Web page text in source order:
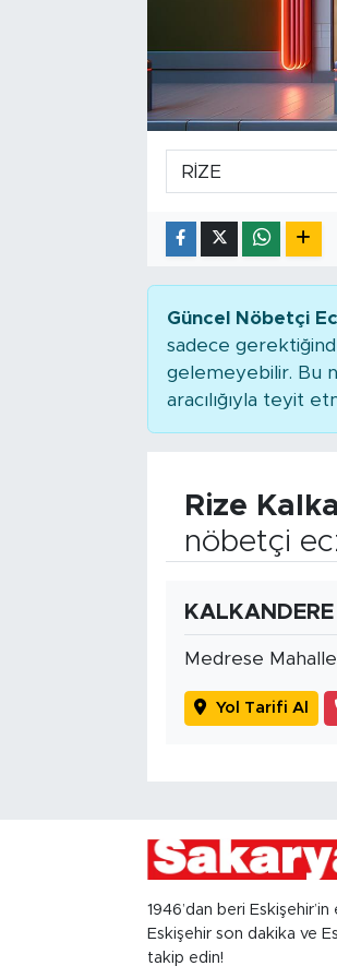
Güncel Nöbetçi
sadece
gelemeyebilir. Bu
aracılığıyla teyit
Rize
nöbetçi
KALKANDERE
Medrese
Yol Tarifi Al
1946’dan beri
Eskişehir son dakika ve
takip edin!